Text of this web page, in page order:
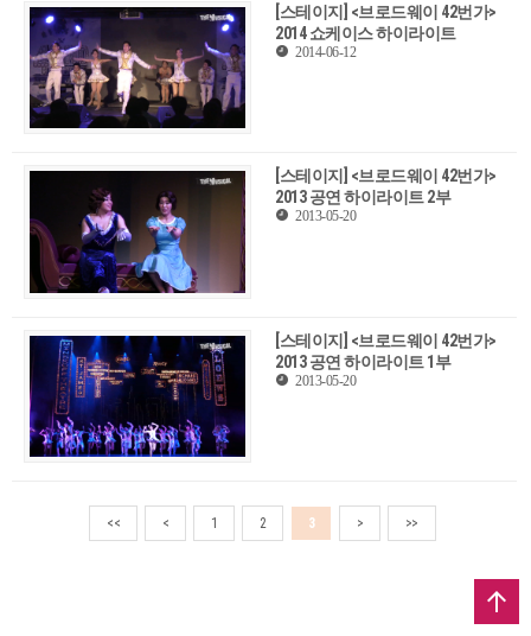
[스테이지] <브로드웨이 42번가>
2014 쇼케이스 하이라이트
2014-06-12
[스테이지] <브로드웨이 42번가>
2013 공연 하이라이트 2부
2013-05-20
[스테이지] <브로드웨이 42번가>
2013 공연 하이라이트 1부
2013-05-20
<< < 1 2 3 > >>